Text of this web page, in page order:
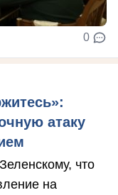
0
атаку
что
на